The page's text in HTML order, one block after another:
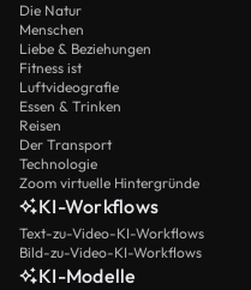
Die Natur
Menschen
Liebe & Beziehungen
Fitness ist
Luftvideografie
Essen & Trinken
Reisen
Der Transport
Technologie
Zoom virtuelle Hintergründe
KI-Workflows
Text-zu-Video-KI-Workflows
Bild-zu-Video-KI-Workflows
KI-Modelle